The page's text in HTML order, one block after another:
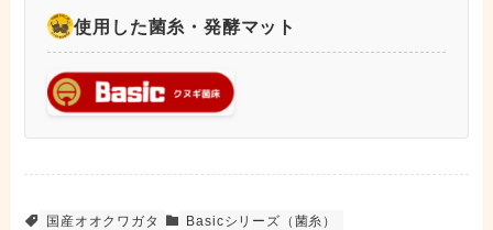
使用した菌糸・発酵マット
国産オオクワガタ Basicシリーズ（菌糸）